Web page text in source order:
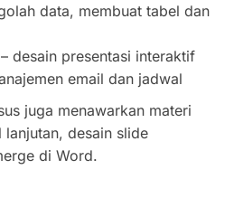
data, membuat tabel dan
– desain presentasi interaktif
email dan jadwal
juga menawarkan materi
desain slide
di Word.